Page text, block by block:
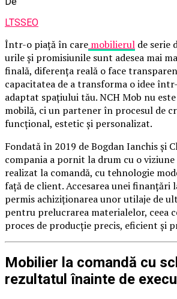
LTSSEO
Într-o piață în care mobilierul de serie
urile și promisiunile sunt adesea mai
finală, diferența reală o face
capacitatea de a transforma o idee
adaptat spațiului tău. NCH Mob nu
mobilă, ci un partener în procesul de
funcțional, estetic și personalizat.
Fondată în 2019 de Bogdan Ianchis și
compania a pornit la drum cu o
realizat la comandă, cu tehnologie
față de client. Accesarea unei finanțări
permis achiziționarea unor utilaje de
pentru prelucrarea materialelor, ceea
proces de producție precis, eficient și
Mobilier la comandă cu
rezultatul înainte de